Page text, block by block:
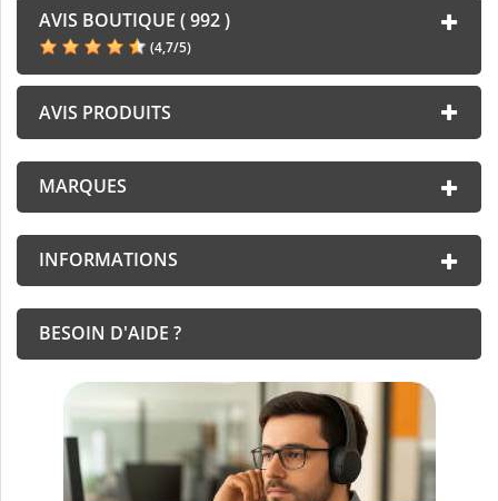
AVIS BOUTIQUE ( 992 )
(4,7/5)
AVIS PRODUITS
MARQUES
INFORMATIONS
BESOIN D'AIDE ?